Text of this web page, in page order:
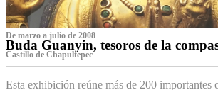
De marzo a julio de 2008
Buda Guanyin, tesoros de la
Castillo de Chapultepec
Esta exhibición reúne más de 200 importantes